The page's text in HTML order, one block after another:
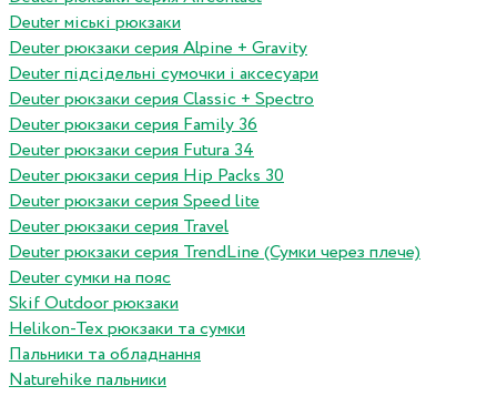
Deuter міські рюкзаки
Deuter рюкзаки серия Alpine + Gravity
Deuter підсідельні сумочки і аксесуари
Deuter рюкзаки серия Classic + Spectro
Deuter рюкзаки серия Family 36
Deuter рюкзаки серия Futura 34
Deuter рюкзаки серия Hip Packs 30
Deuter рюкзаки серия Speed lite
Deuter рюкзаки серия Travel
Deuter рюкзаки серия TrendLine (Сумки через плече)
Deuter сумки на пояс
Skif Outdoor рюкзаки
Helikon-Tex рюкзаки та сумки
Пальники та обладнання
Naturehike пальники